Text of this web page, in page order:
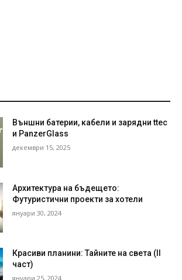
Външни батерии, кабели и зарядни ttec
и PanzerGlass
декември 15, 2025
Архитектура на бъдещето:
Футуристични проекти за хотели
януари 30, 2024
Красиви планини: Тайните на света (II
част)
януари 25, 2024